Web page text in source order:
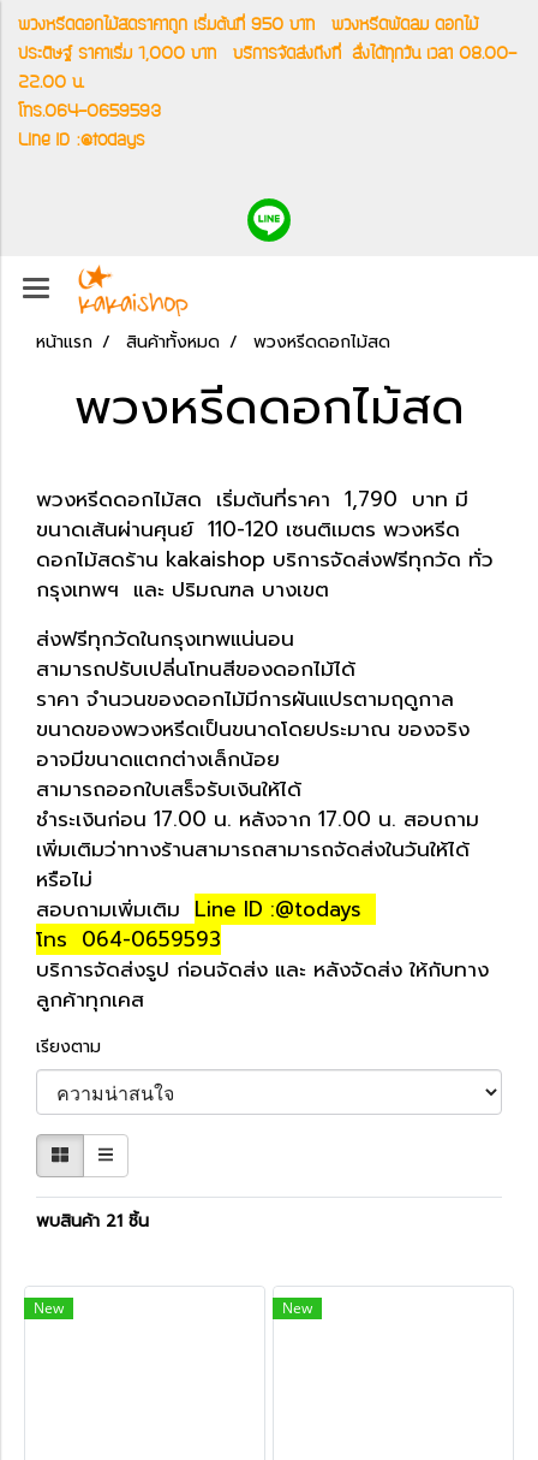
พวงหรีดดอกไม้สดราคาถูก เริ่มต้นที่ 950 บาท พวงหรีดพัดลม ดอกไม้
ประดิษฐ์ ราคาเริ่ม 1,000 บาท บริการจัดส่งถึงที่ สั่งได้ทุกวัน เวลา 08.00-
22.00 น.
โทร.064-0659593
Line ID :@todays
หน้าแรก สินค้าทั้งหมด พวงหรีดดอกไม้สด
พวงหรีดดอกไม้สด
พวงหรีดดอกไม้สด เริ่มต้นที่ราคา 1,790 บาท มี
ขนาดเส้นผ่านศุนย์ 110-120 เซนติเมตร พวงหรีด
ดอกไม้สดร้าน kakaishop บริการจัดส่งฟรีทุกวัด ทั่ว
กรุงเทพฯ และ ปริมณฑล บางเขต
ส่งฟรีทุกวัดในกรุงเทพแน่นอน
สามารถปรับเปลี่นโทนสีของดอกไม้ได้
ราคา จำนวนของดอกไม้มีการผันแปรตามฤดูกาล
ขนาดของพวงหรีดเป็นขนาดโดยประมาณ ของจริง
อาจมีขนาดแตกต่างเล็กน้อย
สามารถออกใบเสร็จรับเงินให้ได้
ชำระเงินก่อน 17.00 น. หลังจาก 17.00 น. สอบถาม
เพิ่มเติมว่าทางร้านสามารถสามารถจัดส่งในวันให้ได้
หรือไม่
สอบถามเพิ่มเติม Line ID :@todays
โทร 064-0659593
บริการจัดส่งรูป ก่อนจัดส่ง และ หลังจัดส่ง ให้กับทาง
ลูกค้าทุกเคส
เรียงตาม
พบสินค้า 21 ชิ้น
New New